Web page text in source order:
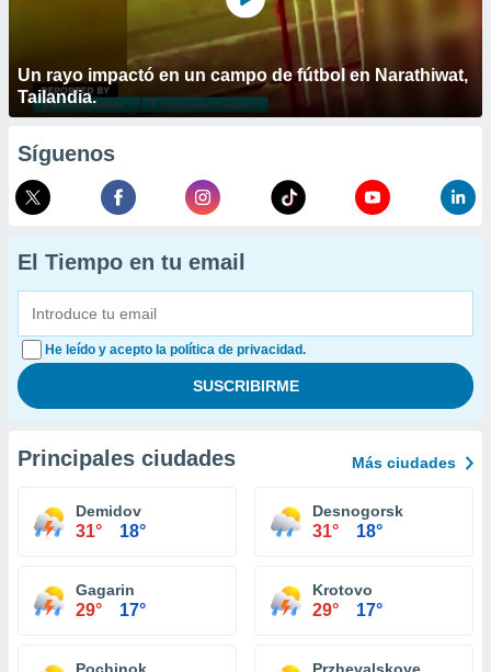
Un rayo impactó en un campo de fútbol en Narathiwat,
Tailandia.
Síguenos
El Tiempo en tu email
He leído y acepto la política de privacidad.
Principales ciudades Más ciudades
Demidov
31° 18°
Desnogorsk
31° 18°
Gagarin
29° 17°
Krotovo
29° 17°